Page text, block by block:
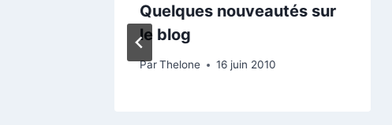
Quelques nouveautés sur
le blog
ParThelone 16 juin 2010